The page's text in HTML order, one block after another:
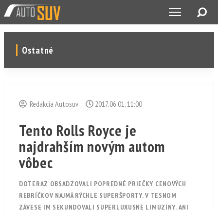
Ostatné
Redakcia Autosuv 2017.06.01, 11:00
Tento Rolls Royce je
najdrahším novým autom
vôbec
DOTERAZ OBSADZOVALI POPREDNÉ PRIEČKY CENOVÝCH
REBRÍČKOV NAJMÄ RÝCHLE SUPERŠPORTY. V TESNOM
ZÁVESE IM SEKUNDOVALI SUPERLUXUSNÉ LIMUZÍNY. ANI